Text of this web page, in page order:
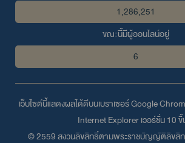
1,286,251
ขณะนี้มีผู้ออนไลน์อยู่
6
เว็บไซต์นี้แสดงผลได้ดีบนเบราเซอร์Google
Internet Explorerเวอร์ชั่น 10 ขึ้
© 2559 สงวนลิขสิทธิ์ตามพระราชบัญญัติลิขสิท